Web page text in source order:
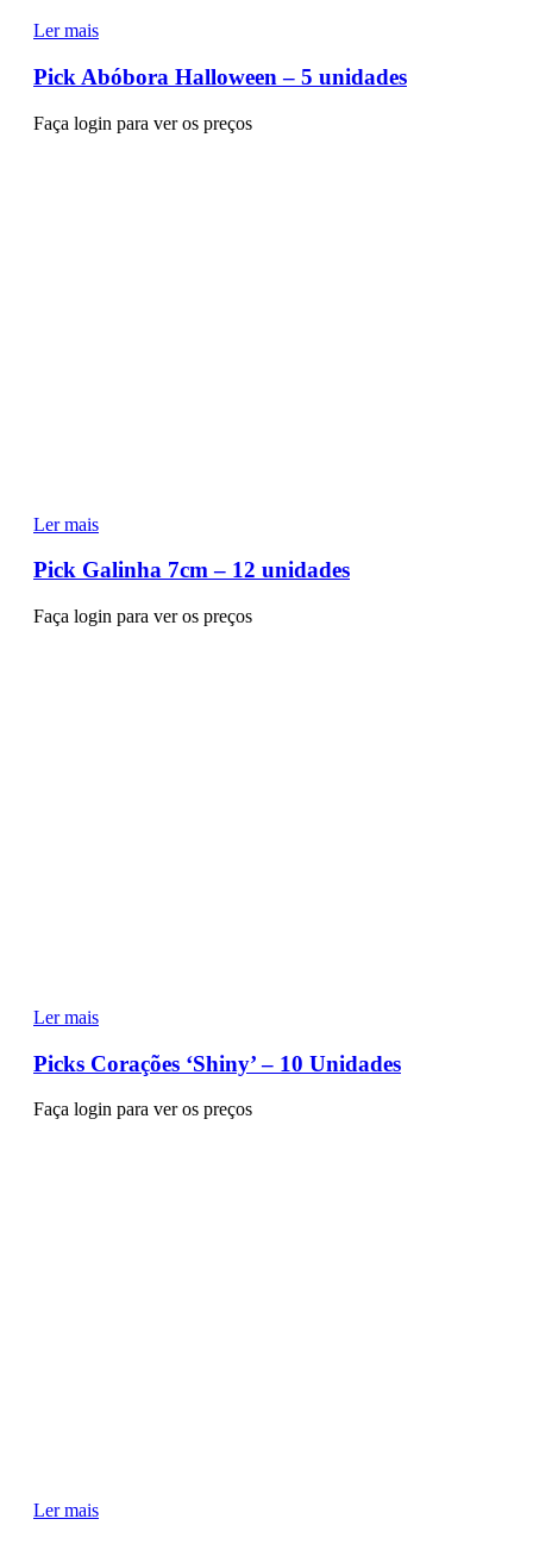
Ler mais
Pick Abóbora Halloween – 5 unidades
Faça login para ver os preços
Ler mais
Pick Galinha 7cm – 12 unidades
Faça login para ver os preços
Ler mais
Picks Corações ‘Shiny’ – 10 Unidades
Faça login para ver os preços
Ler mais